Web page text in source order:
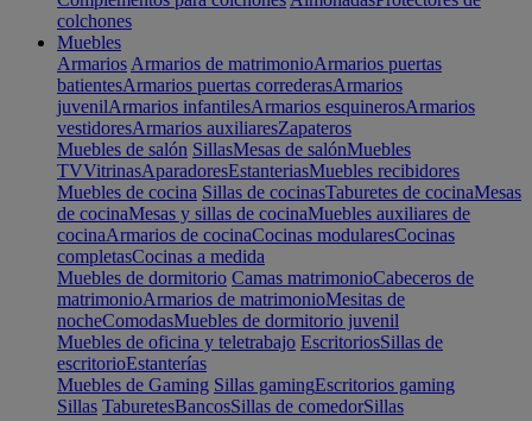
colchones
Muebles
Armarios Armarios de matrimonioArmarios puertas
batientesArmarios puertas correderasArmarios
juvenilArmarios infantilesArmarios esquinerosArmarios
vestidoresArmarios auxiliaresZapateros
Muebles de salón SillasMesas de salónMuebles
TVVitrinasAparadoresEstanteriasMuebles recibidores
Muebles de cocina Sillas de cocinasTaburetes de cocinaMesas
de cocinaMesas y sillas de cocinaMuebles auxiliares de
cocinaArmarios de cocinaCocinas modularesCocinas
completasCocinas a medida
Muebles de dormitorio Camas matrimonioCabeceros de
matrimonioArmarios de matrimonioMesitas de
nocheComodasMuebles de dormitorio juvenil
Muebles de oficina y teletrabajo EscritoriosSillas de
escritorioEstanterías
Muebles de Gaming Sillas gamingEscritorios gaming
Sillas TaburetesBancosSillas de comedorSillas